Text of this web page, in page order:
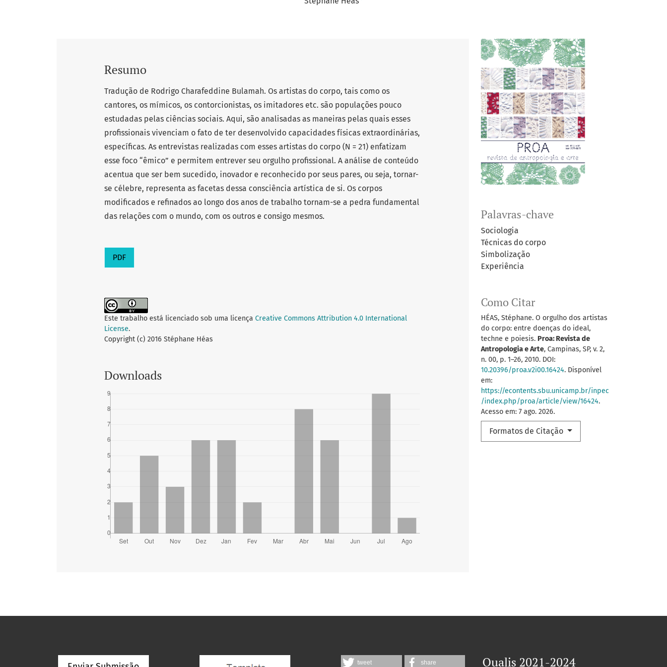
Palavras-chave
Sociologia
Técnicas do corpo
Simbolização
Experiência
Como Citar
HÉAS, Stéphane. O orgulho dos artistas
do corpo: entre doenças do ideal,
techne e poiesis. Proa: Revista de
Antropologia e Arte, Campinas, SP, v. 2,
n. 00, p. 1–26, 2010. DOI:
10.20396/proa.v2i00.16424. Disponível
em:
https://econtents.sbu.unicamp.br/inpec
/index.php/proa/article/view/16424.
Acesso em: 7 ago. 2026.
Formatos de Citação
Resumo
Tradução de Rodrigo Charafeddine Bulamah. Os artistas do corpo, tais como os
cantores, os mímicos, os contorcionistas, os imitadores etc. são populações pouco
estudadas pelas ciências sociais. Aqui, são analisadas as maneiras pelas quais esses
profissionais vivenciam o fato de ter desenvolvido capacidades físicas extraordinárias,
específicas. As entrevistas realizadas com esses artistas do corpo (N = 21) enfatizam
esse foco “êmico” e permitem entrever seu orgulho profissional. A análise de conteúdo
acentua que ser bem sucedido, inovador e reconhecido por seus pares, ou seja, tornar-
se célebre, representa as facetas dessa consciência artística de si. Os corpos
modificados e refinados ao longo dos anos de trabalho tornam-se a pedra fundamental
das relações com o mundo, com os outros e consigo mesmos.
PDF
Este trabalho está licenciado sob uma licença Creative Commons Attribution 4.0 International
License.
Copyright (c) 2016 Stéphane Héas
Downloads
tweet share Qualis 2021-2024